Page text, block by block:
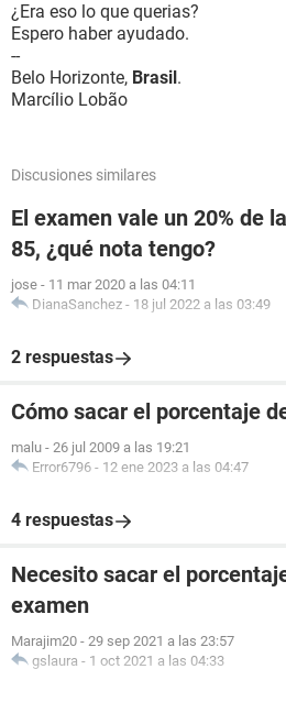
¿Era eso lo que querias?
Espero haber ayudado.
--
Belo Horizonte, Brasil.
Marcílio Lobão
Discusiones similares
El examen vale un 20% de
85, ¿qué nota tengo?
jose - 11 mar 2020 a las 04:11
DianaSanchez - 18 jul 2022 a las 03:49
2 respuestas
Cómo sacar el porcentaje
malu - 26 jul 2009 a las 19:21
Error6796 - 12 ene 2023 a las 04:47
4 respuestas
Necesito sacar el
examen
Marajim20 - 29 sep 2021 a las 23:57
gslaura - 1 oct 2021 a las 04:33